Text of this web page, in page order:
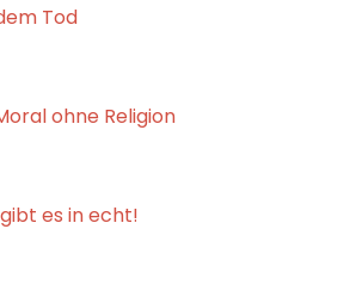
Tod
ohne Religion
es in echt!